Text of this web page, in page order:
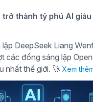
thành tỷ phú AI
DeepSeek Liang
các đồng sáng lập
nhất thế giới. 🚀 Xem